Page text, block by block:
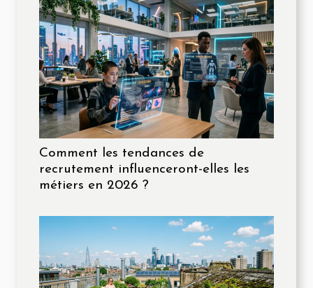
Comment les tendances de
recrutement influenceront-elles les
métiers en 2026 ?